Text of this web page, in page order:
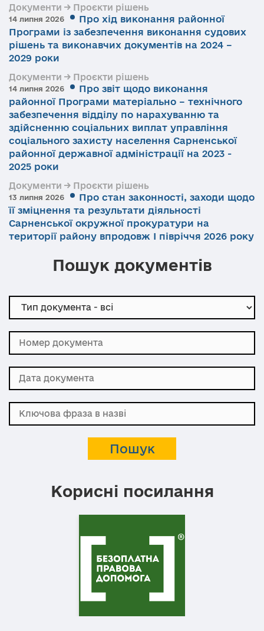
Документи → Проєкти рішень
14 липня 2026
Про хід виконання районної
Програми із забезпечення виконання судових
рішень та виконавчих документів на 2024 –
2029 роки
Документи → Проєкти рішень
14 липня 2026
Про звіт щодо виконання
районної Програми матеріально – технічного
забезпечення відділу по нарахуванню та
здійсненню соціальних виплат управління
соціального захисту населення Сарненської
районної державної адміністрації на 2023 -
2025 роки
Документи → Проєкти рішень
13 липня 2026
Про стан законності, заходи щодо
її зміцнення та результати діяльності
Сарненської окружної прокуратури на
території району впродовж І півріччя 2026 року
Пошук документів
Корисні посилання